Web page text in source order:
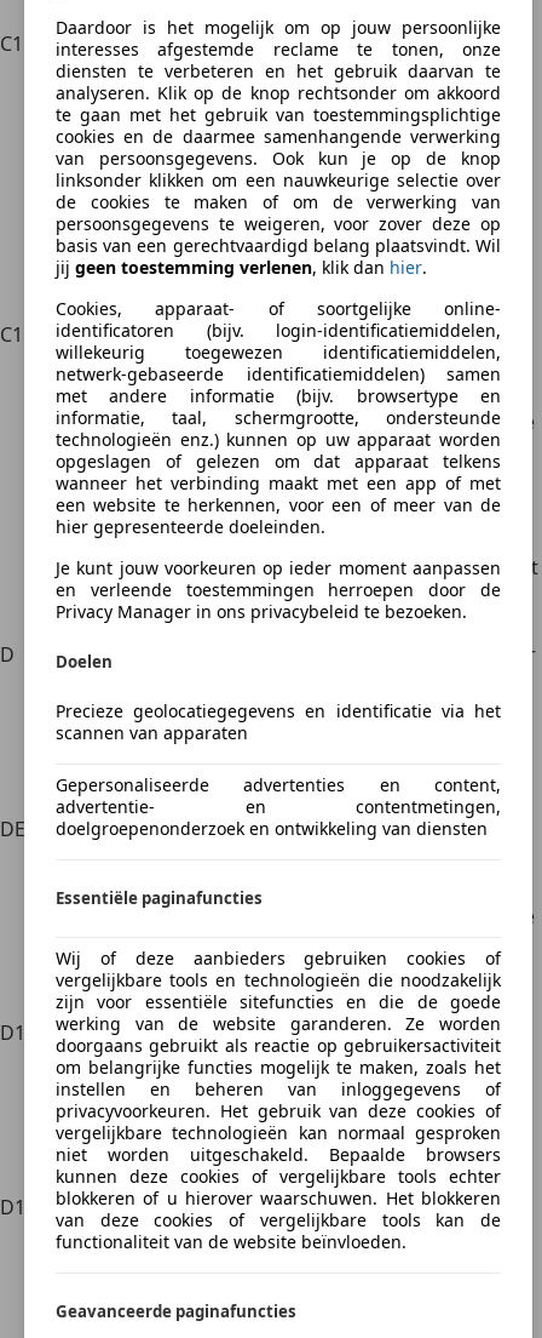
Daardoor is het mogelijk om op jouw persoonlijke
interesses afgestemde reclame te tonen, onze
diensten te verbeteren en het gebruik daarvan te
analyseren. Klik op de knop rechtsonder om akkoord
te gaan met het gebruik van toestemmingsplichtige
cookies en de daarmee samenhangende verwerking
van persoonsgegevens. Ook kun je op de knop
linksonder klikken om een nauwkeurige selectie over
de cookies te maken of om de verwerking van
persoonsgegevens te weigeren, voor zover deze op
basis van een gerechtvaardigd belang plaatsvindt. Wil
jij geen toestemming verlenen, klik dan hier.
Cookies, apparaat- of soortgelijke online-
identificatoren (bijv. login-identificatiemiddelen,
willekeurig toegewezen identificatiemiddelen,
netwerk-gebaseerde identificatiemiddelen) samen
met andere informatie (bijv. browsertype en
informatie, taal, schermgrootte, ondersteunde
technologieën enz.) kunnen op uw apparaat worden
opgeslagen of gelezen om dat apparaat telkens
wanneer het verbinding maakt met een app of met
een website te herkennen, voor een of meer van de
hier gepresenteerde doeleinden.
Je kunt jouw voorkeuren op ieder moment aanpassen
en verleende toestemmingen herroepen door de
Privacy Manager in ons privacybeleid te bezoeken.
Doelen
Precieze geolocatiegegevens en identificatie via het
scannen van apparaten
Gepersonaliseerde advertenties en content,
advertentie- en contentmetingen,
doelgroepenonderzoek en ontwikkeling van diensten
Essentiële paginafuncties
Wij of deze aanbieders gebruiken cookies of
vergelijkbare tools en technologieën die noodzakelijk
zijn voor essentiële sitefuncties en die de goede
werking van de website garanderen. Ze worden
doorgaans gebruikt als reactie op gebruikersactiviteit
om belangrijke functies mogelijk te maken, zoals het
instellen en beheren van inloggegevens of
privacyvoorkeuren. Het gebruik van deze cookies of
vergelijkbare technologieën kan normaal gesproken
niet worden uitgeschakeld. Bepaalde browsers
kunnen deze cookies of vergelijkbare tools echter
blokkeren of u hierover waarschuwen. Het blokkeren
van deze cookies of vergelijkbare tools kan de
functionaliteit van de website beïnvloeden.
Geavanceerde paginafuncties
750 kg.
C1
Rijbewijs categorie voor het besturen van een
camper of ‘lichte’ vrachtwagen met een gewicht
tussen de 3.500 en 7.500 kg
Minimumleeftijd 18 jaar
Theorie- en praktijkexamen
Verplichte medische keuring
Je moet rijbewijs B hebben
Voertuigen voor maximaal 9 personen incl.
bestuurder
Massa aanhanger maximaal 750 kilo
C1E
Aanhangerrijbewijs voor categorie C/C1
Minimumleeftijd 18 jaar (zonder code 95)
Je moet rijbewijs C of C1 hebben
Geldig voor een trekkend voertuig van categorie
C1 of B en een aanhangwagen of oplegger.
Trekkend voertuig categorie C1: aanhanger
weegt minstens 750 kg en de combinatie weegt
maximaal 12.000 kg
Trekkend voertuig categorie B: aanhanger weegt
minstens 3.500 kg en de combinatie weegt
maximaal 12.000 kg.
D
Busrijbewijs (officieel personenvervoer van meer
Minimumleeftijd 24 jaar
Theorie- en praktijkexamen
Je moet rijbewijs B hebben
DE
Aanhangerrijbewijs voor rijbewijs categorie D
24 jaar
Geldig voor een trekkend voertuig van categorie
D en een aanhangwagen met een maximaal
gewicht van meer dan 750 kg.
Praktijkexamen
D1
Rijbewijs voor bus van maximaal 8 meter lang
Minimumleeftijd 21 jaar
Je moet rijbewijs B hebben
Verplichte medische keuring
Theorie- en praktijkexamen
Maximaal 16 passagiers
D1E
Aanhangerrijbewijs voor categorie D1
Minimumleeftijd 18 jaar (vakbekwaam), anders
Je moet rijbewijs D1 hebben